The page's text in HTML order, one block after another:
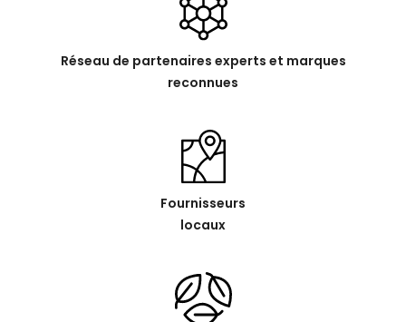
Réseau de partenaires experts et marques
reconnues
Fournisseurs
locaux